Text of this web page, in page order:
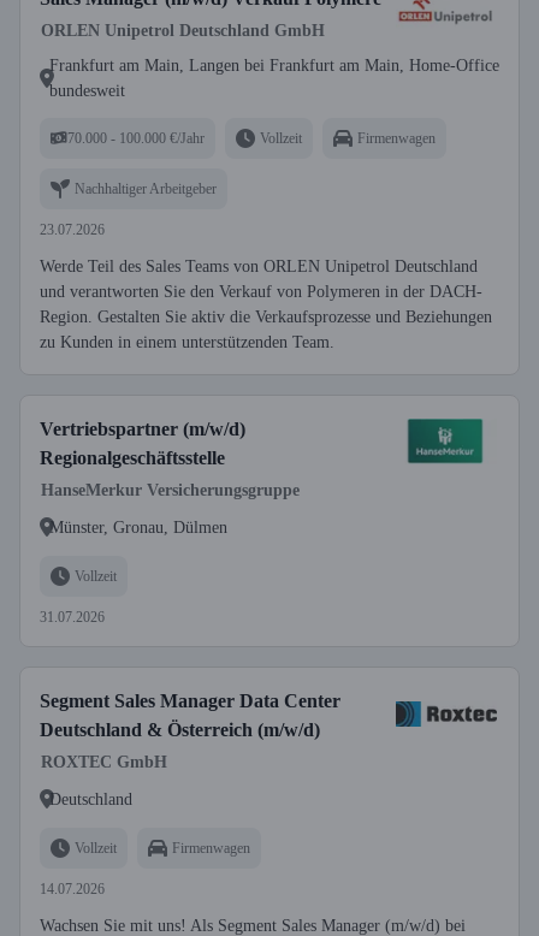
ORLEN Unipetrol Deutschland GmbH
Frankfurt am Main, Langen bei Frankfurt am Main, Home-Office
bundesweit
70.000 - 100.000 €/Jahr Vollzeit Firmenwagen
Nachhaltiger Arbeitgeber
23.07.2026
Werde Teil des Sales Teams von ORLEN Unipetrol Deutschland
und verantworten Sie den Verkauf von Polymeren in der DACH-
Region. Gestalten Sie aktiv die Verkaufsprozesse und Beziehungen
zu Kunden in einem unterstützenden Team.
Vertriebspartner (m/w/d)
Regionalgeschäftsstelle
HanseMerkur Versicherungsgruppe
Münster, Gronau, Dülmen
Vollzeit
31.07.2026
Segment Sales Manager Data Center
Deutschland & Österreich (m/w/d)
ROXTEC GmbH
Deutschland
Vollzeit Firmenwagen
14.07.2026
Wachsen Sie mit uns! Als Segment Sales Manager (m/w/d) bei